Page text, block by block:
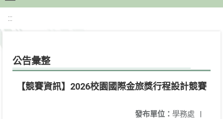
:::
公告彙整
【競賽資訊】2026校園國際金旅獎行程設計競賽
發布單位： 學務處 |